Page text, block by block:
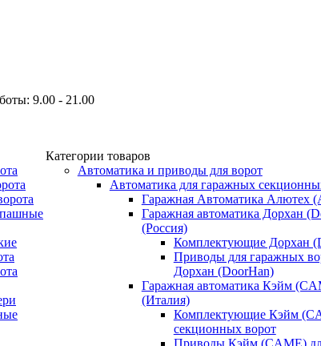
9.00 - 21.00
Категории товаров
Автоматика и приводы для ворот
Автоматика для гаражных
Гаражная Автоматика Алютех
Гаражная автоматика Дорхан
(Россия)
Комплектующие Дорхан
Приводы для гаражных
Дорхан (DoorHan)
Гаражная автоматика Кэйм
(Италия)
Комплектующие Кэйм
секционных ворот
Приводы Кэйм (CAME)